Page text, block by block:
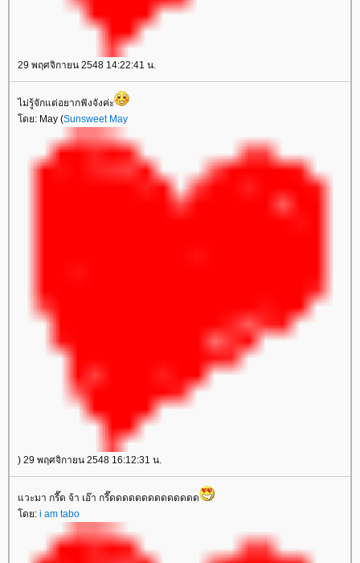
29 พฤศจิกายน 2548 14:22:41 น.
ไม่รู้จักแต่อยากฟังจังค่ะ
ดย: May (Sunsweet May
) 29 พฤศจิกายน 2548 16:12:31 น.
วะมา กรี๊ด จ้า เอ๊า กรี๊ดดดดดดดดดดดดดด
ดย: i am tabo